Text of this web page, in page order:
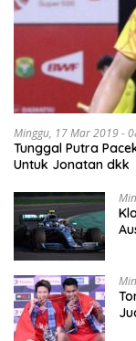
Minggu, 17 Mar 2019 -
Tunggal Putra
Untuk Jonatan dkk